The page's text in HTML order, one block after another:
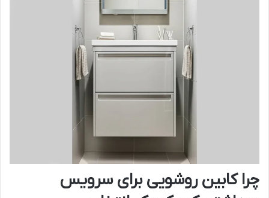
چرا کابین روشویی برای سرویس